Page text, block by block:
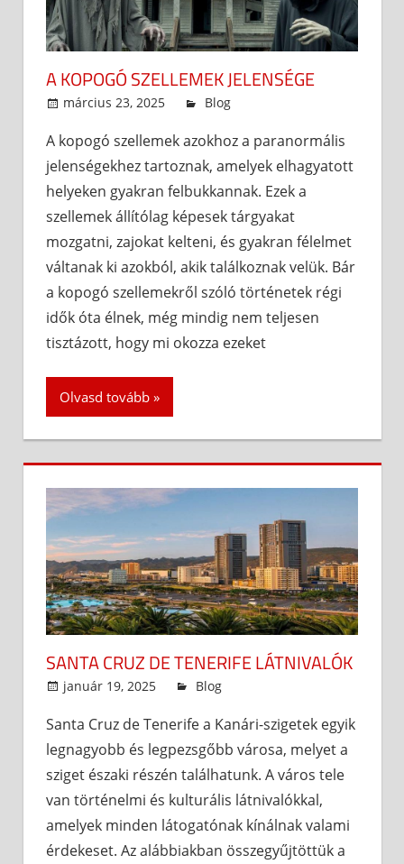
A KOPOGÓ SZELLEMEK JELENSÉGE
március 23, 2025 admin
Blog
A kopogó szellemek azokhoz a paranormális
jelenségekhez tartoznak, amelyek elhagyatott
helyeken gyakran felbukkannak. Ezek a
szellemek állítólag képesek tárgyakat
mozgatni, zajokat kelteni, és gyakran félelmet
váltanak ki azokból, akik találkoznak velük. Bár
a kopogó szellemekről szóló történetek régi
idők óta élnek, még mindig nem teljesen
tisztázott, hogy mi okozza ezeket
Olvasd tovább
SANTA CRUZ DE TENERIFE LÁTNIVALÓK
január 19, 2025 admin
Blog
Santa Cruz de Tenerife a Kanári-szigetek egyik
legnagyobb és legpezsgőbb városa, melyet a
sziget északi részén találhatunk. A város tele
van történelmi és kulturális látnivalókkal,
amelyek minden látogatónak kínálnak valami
érdekeset. Az alábbiakban összegyűjtöttük a